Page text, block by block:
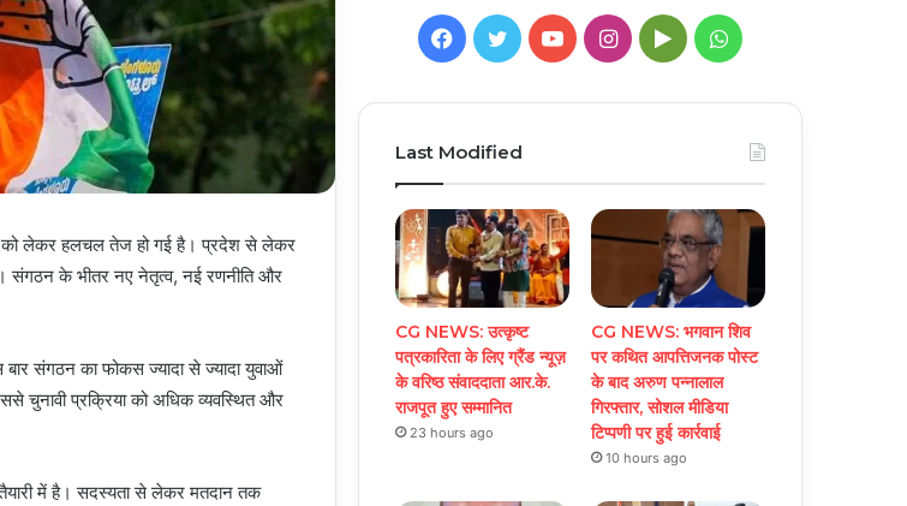
को लेकर हलचल तेज हो गई है। प्रदेश से लेकर
संगठन के भीतर नए नेतृत्व, नई रणनीति और
संगठन का फोकस ज्यादा से ज्यादा युवाओं
चुनावी प्रक्रिया को अधिक व्यवस्थित और
तैयारी में है। सदस्यता से लेकर मतदान तक
Facebook
TwitterYouTubeInstagram
GoogleWhatsApp
Last Modified
CG NEWS: उत्कृष्ट
पत्रकारिता के लिए ग्रैंड न्यूज़
के वरिष्ठ संवाददाता आर.के.
राजपूत हुए सम्मानित
23 hours ago
CG NEWS: भगवान शिव
पर कथित आपत्तिजनक पोस्ट
के बाद अरुण पन्नालाल
गिरफ्तार, सोशल मीडिया
टिप्पणी पर हुई कार्रवाई
10 hours ago